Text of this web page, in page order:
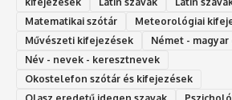
Matematikai szótár
Meteorológiai
Művészeti kifejezések
Német -
Név - nevek - keresztnevek
Okostelefon szótár és kifejezések